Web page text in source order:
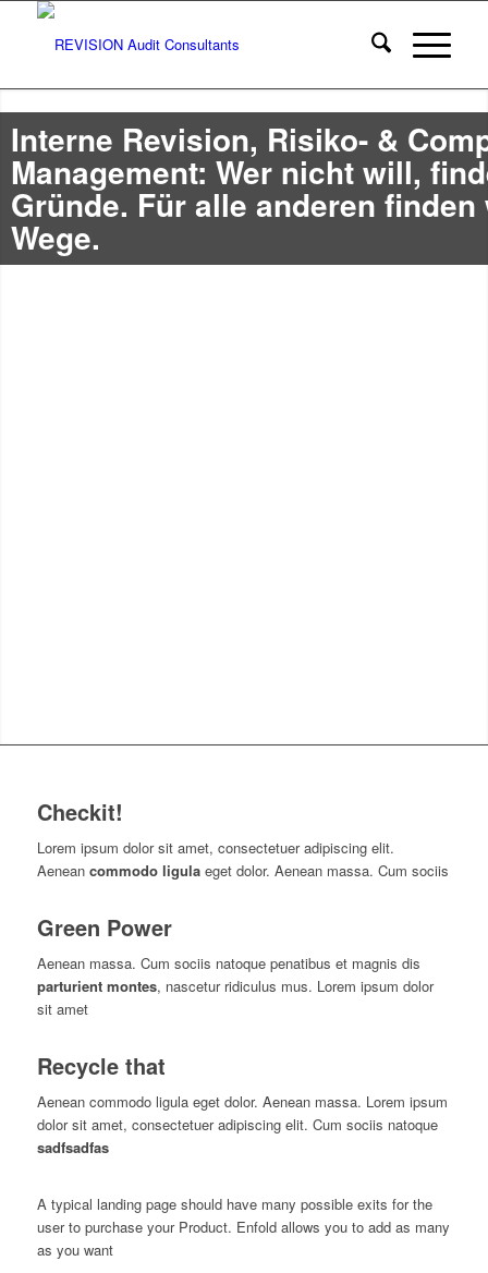
Interne Revision, Risiko- &
Management: Wer nicht will,
Gründe. Für alle anderen finden
Wege.
Checkit!
Lorem ipsum dolor sit amet, consectetuer adipiscing elit.
Aenean commodo ligulaeget dolor. Aenean massa. Cum sociis
Green Power
Aenean massa. Cum sociis natoque penatibus et magnis dis
parturient montes, nascetur ridiculus mus. Lorem ipsum dolor
sit amet
Recycle that
Aenean commodo ligula eget dolor. Aenean massa. Lorem ipsum
dolor sit amet, consectetuer adipiscing elit. Cum sociis natoque
sadfsadfas
A typical landing page should have many possible exits for the
user to purchase your Product. Enfold allows you to add as many
as you want